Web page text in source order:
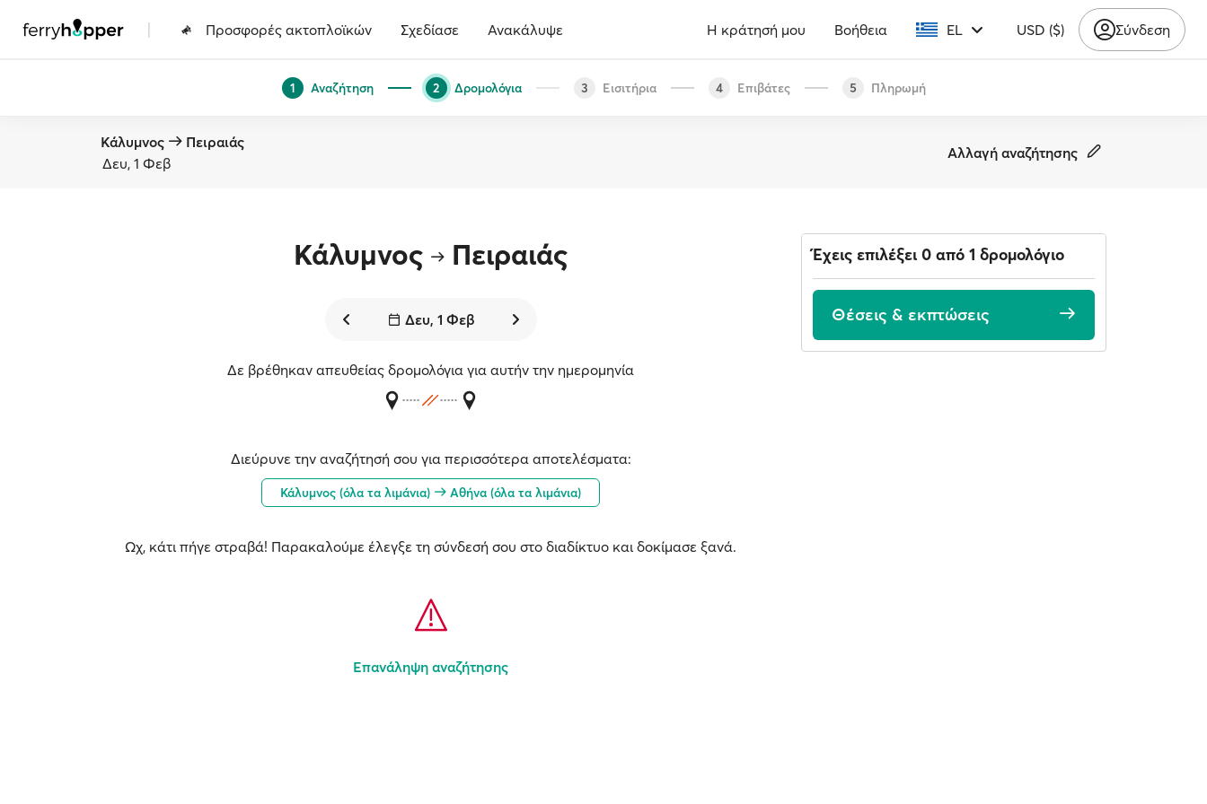
| Προσφορές ακτοπλοϊκών Σχεδίασε Ανακάλυψε Η κράτησή μου Βοήθεια EL USD ($) Σύνδεση
1 Αναζήτηση 2 Δρομολόγια 3 Εισιτήρια 4 Επιβάτες 5 Πληρωμή
Κάλυμνος
Πειραιάς
Δευ, 1 Φεβ
Αλλαγή αναζήτησης
Κάλυμνος Πειραιάς
Δευ, 1 Φεβ
Δε βρέθηκαν απευθείας δρομολόγια για αυτήν την ημερομηνία
Διεύρυνε την αναζήτησή σου για περισσότερα αποτελέσματα:
Κάλυμνος (όλα τα λιμάνια) Αθήνα (όλα τα λιμάνια)
Ωχ, κάτι πήγε στραβά! Παρακαλούμε έλεγξε τη σύνδεσή σου στο διαδίκτυο και δοκίμασε ξανά.
Επανάληψη αναζήτησης
Έχεις επιλέξει 0 από 1 δρομολόγιο
Θέσεις & εκπτώσεις